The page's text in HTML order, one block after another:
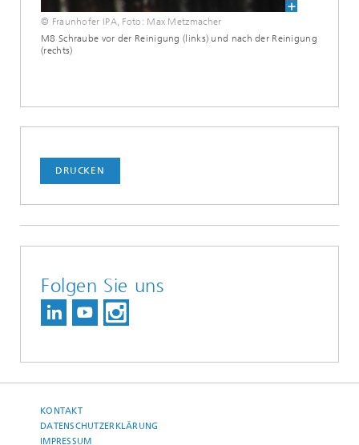
© Fraunhofer IPA, Foto: Max Metzmacher
M8 Schraube vor der Reinigung (links) und nach der Reinigung
(rechts)
DRUCKEN
Folgen Sie uns
KONTAKT
DATENSCHUTZERKLÄRUNG
IMPRESSUM